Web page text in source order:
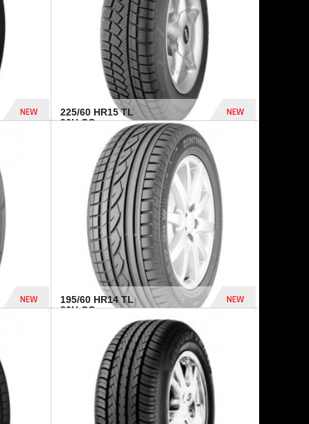
NEW
432 Dhs
225/60 HR15 TL
96H CO...
NEW
1 040 Dhs
NEW
195/60 HR14 TL
86H CO...
NEW
790 Dhs